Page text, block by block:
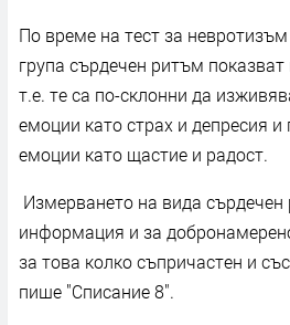
По време на тест за
група сърдечен ритъм показват
т.е. те са по-склонни да
емоции като страх и депресия
емоции като щастие и радост.
Измерването на вида
информация и за
за това колко съпричастен и
пише "Списание 8".